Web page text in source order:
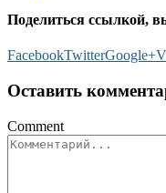
Поделиться ссылкой,
FacebookTwitterGoogle+
Оставить
Comment